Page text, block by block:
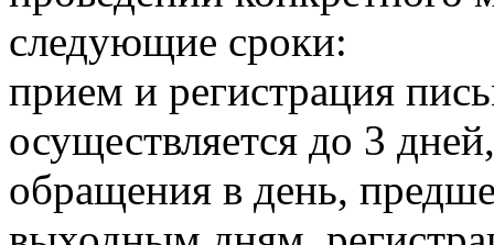
следующие сроки:
прием и регистрация
осуществляется до 3
обращения в день,